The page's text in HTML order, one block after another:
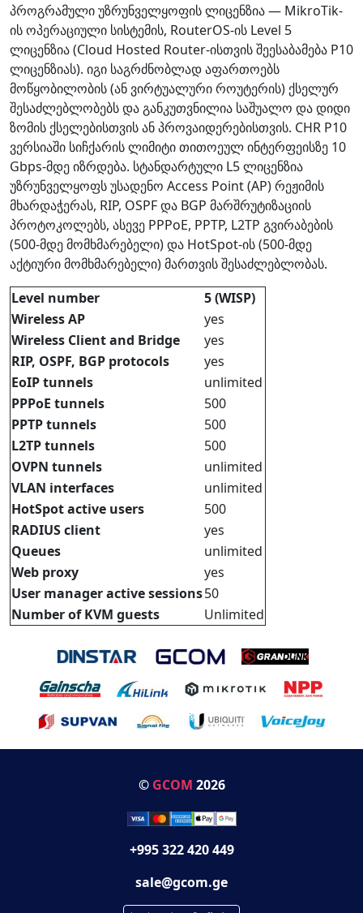
პროგრამული უზრუნველყოფის ლიცენზია — MikroTik-
ის ოპერაციული სისტემის, RouterOS-ის Level 5
ლიცენზია (Cloud Hosted Router-ისთვის შეესაბამება P10
ლიცენზიას). იგი საგრძნობლად აფართოებს
მოწყობილობის (ან ვირტუალური როუტერის) ქსელურ
შესაძლებლობებს და განკუთვნილია საშუალო და დიდი
ზომის ქსელებისთვის ან პროვაიდერებისთვის. CHR P10
ვერსიაში სიჩქარის ლიმიტი თითოეულ ინტერფეისზე 10
Gbps-მდე იზრდება. სტანდარტული L5 ლიცენზია
უზრუნველყოფს უსადენო Access Point (AP) რეჟიმის
მხარდაჭერას, RIP, OSPF და BGP მარშრუტიზაციის
პროტოკოლებს, ასევე PPPoE, PPTP, L2TP გვირაბების
(500-მდე მომხმარებელი) და HotSpot-ის (500-მდე
აქტიური მომხმარებელი) მართვის შესაძლებლობას.
Level number
5 (WISP)
Wireless AP
yes
Wireless Client and Bridge
yes
RIP, OSPF, BGP protocols
yes
EoIP tunnels
unlimited
PPPoE tunnels
500
PPTP tunnels
500
L2TP tunnels
500
OVPN tunnels
unlimited
VLAN interfaces
unlimited
HotSpot active users
500
RADIUS client
yes
Queues
unlimited
Web proxy
yes
User manager active sessions50
Number of KVM guests
Unlimited
© GCOM 2026
+995 322 420 449
sale@gcom.ge